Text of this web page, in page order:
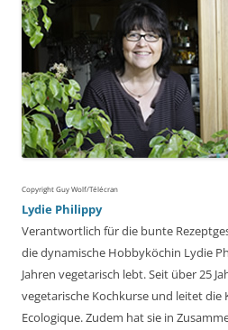
Copyright Guy Wolf/Télécran
Lydie Philippy
Verantwortlich für die bunte
die dynamische Hobbyköchin Lydie
Jahren vegetarisch lebt. Seit über 25
vegetarische Kochkurse und leitet
Ecologique. Zudem hat sie in